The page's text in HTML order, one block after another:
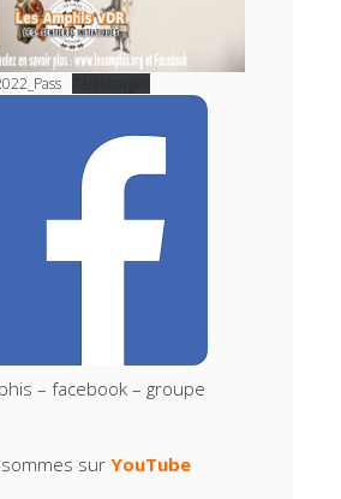
– facebook – groupe
surYouTube